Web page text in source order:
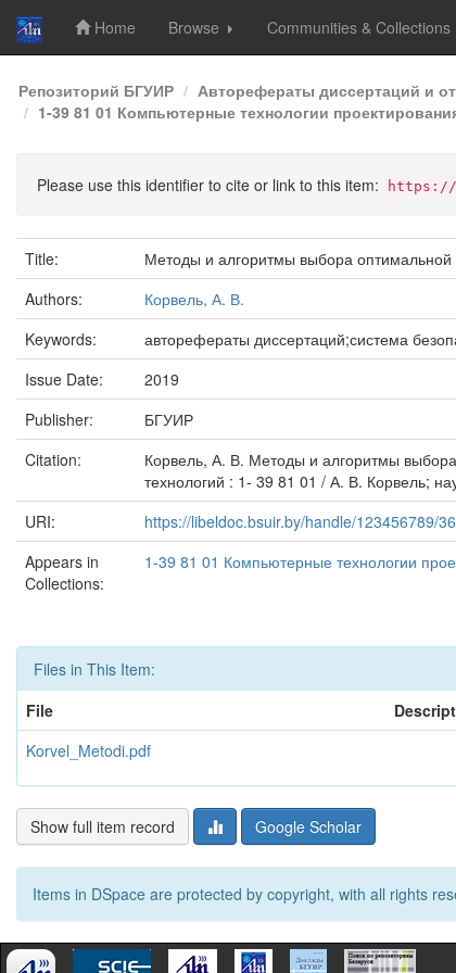
Skip
navigation
Home Browse Communities & Collections
Репозиторий БГУИР Авторефераты диссертаций и
1-39 81 01 Компьютерные технологии
Please use this identifier to cite or link to this item: https://
Title:
Методы и алгоритмы выбора
Authors:
Корвель, А. В.
Keywords:
авторефераты диссертаций;система
Issue Date:
2019
Publisher:
БГУИР
Citation:
Корвель, А. В. Методы и алгоритмы
технологий : 1- 39 81 01 / А. В. Корвель;
URI:
https://libeldoc.bsuir.by/handle/123456789/
Appears in
Collections:
1-39 81 01 Компьютерные технологии
Files in This Item:
File
Korvel_Metodi.pdf
Show full item record Google Scholar
Items in DSpace are protected by copyright, with all rights